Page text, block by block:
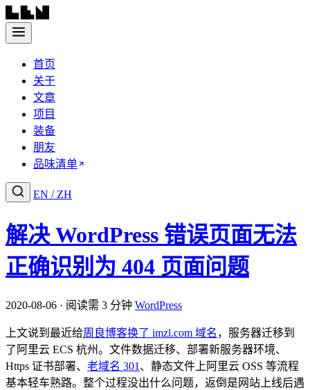
首页
关于
文章
项目
装备
朋友
品味清单
EN / ZH
解决 WordPress 错误页面无法
正确识别为 404 页面问题
2020-08-06 · 阅读需 3 分钟 WordPress
上文说到最近给周良博客换了 imzl.com 域名 ，服务器迁移到
了阿里云 ECS 杭州。文件数据迁移、部署新服务器环境、
Https 证书部署、 老域名 301 、静态文件上阿里云 OSS 等流程
基本轻车熟路。整个过程没出什么问题，返倒是网站上线后遇